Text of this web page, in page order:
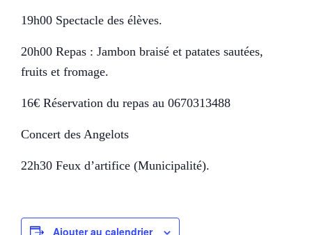
19h00 Spectacle des élèves.
20h00 Repas : Jambon braisé et patates sautées,
fruits et fromage.
16€ Réservation du repas au 0670313488
Concert des Angelots
22h30 Feux d’artifice (Municipalité).
Ajouter au calendrier